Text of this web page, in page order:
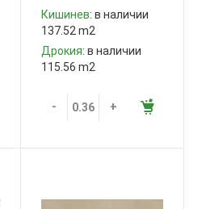
Кишинев: в наличии
137.52 m2
Дрокия: в наличии
115.56 m2
- +